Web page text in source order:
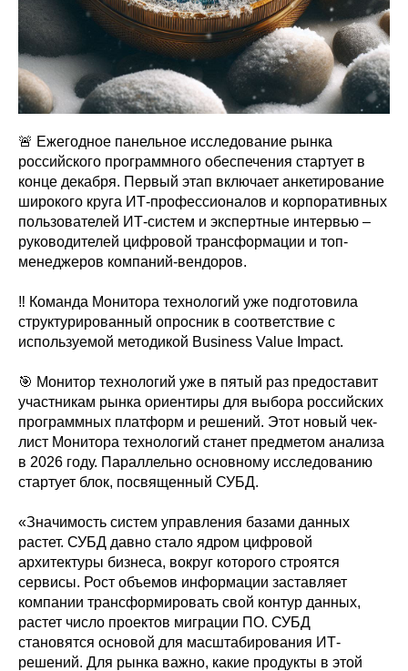
🚨 Ежегодное панельное исследование рынка
российского программного обеспечения стартует в
конце декабря. Первый этап включает анкетирование
широкого круга ИТ-профессионалов и корпоративных
пользователей ИТ-систем и экспертные интервью –
руководителей цифровой трансформации и топ-
менеджеров компаний-вендоров.
‼️ Команда Монитора технологий уже подготовила
структурированный опросник в соответствие с
используемой методикой Business Value Impact.
🎯 Монитор технологий уже в пятый раз предоставит
участникам рынка ориентиры для выбора российских
программных платформ и решений. Этот новый чек-
лист Монитора технологий станет предметом анализа
в 2026 году. Параллельно основному исследованию
стартует блок, посвященный СУБД.
«Значимость систем управления базами данных
растет. СУБД давно стало ядром цифровой
архитектуры бизнеса, вокруг которого строятся
сервисы. Рост объемов информации заставляет
компании трансформировать свой контур данных,
растет число проектов миграции ПО. СУБД
становятся основой для масштабирования ИТ-
решений. Для рынка важно, какие продукты в этой